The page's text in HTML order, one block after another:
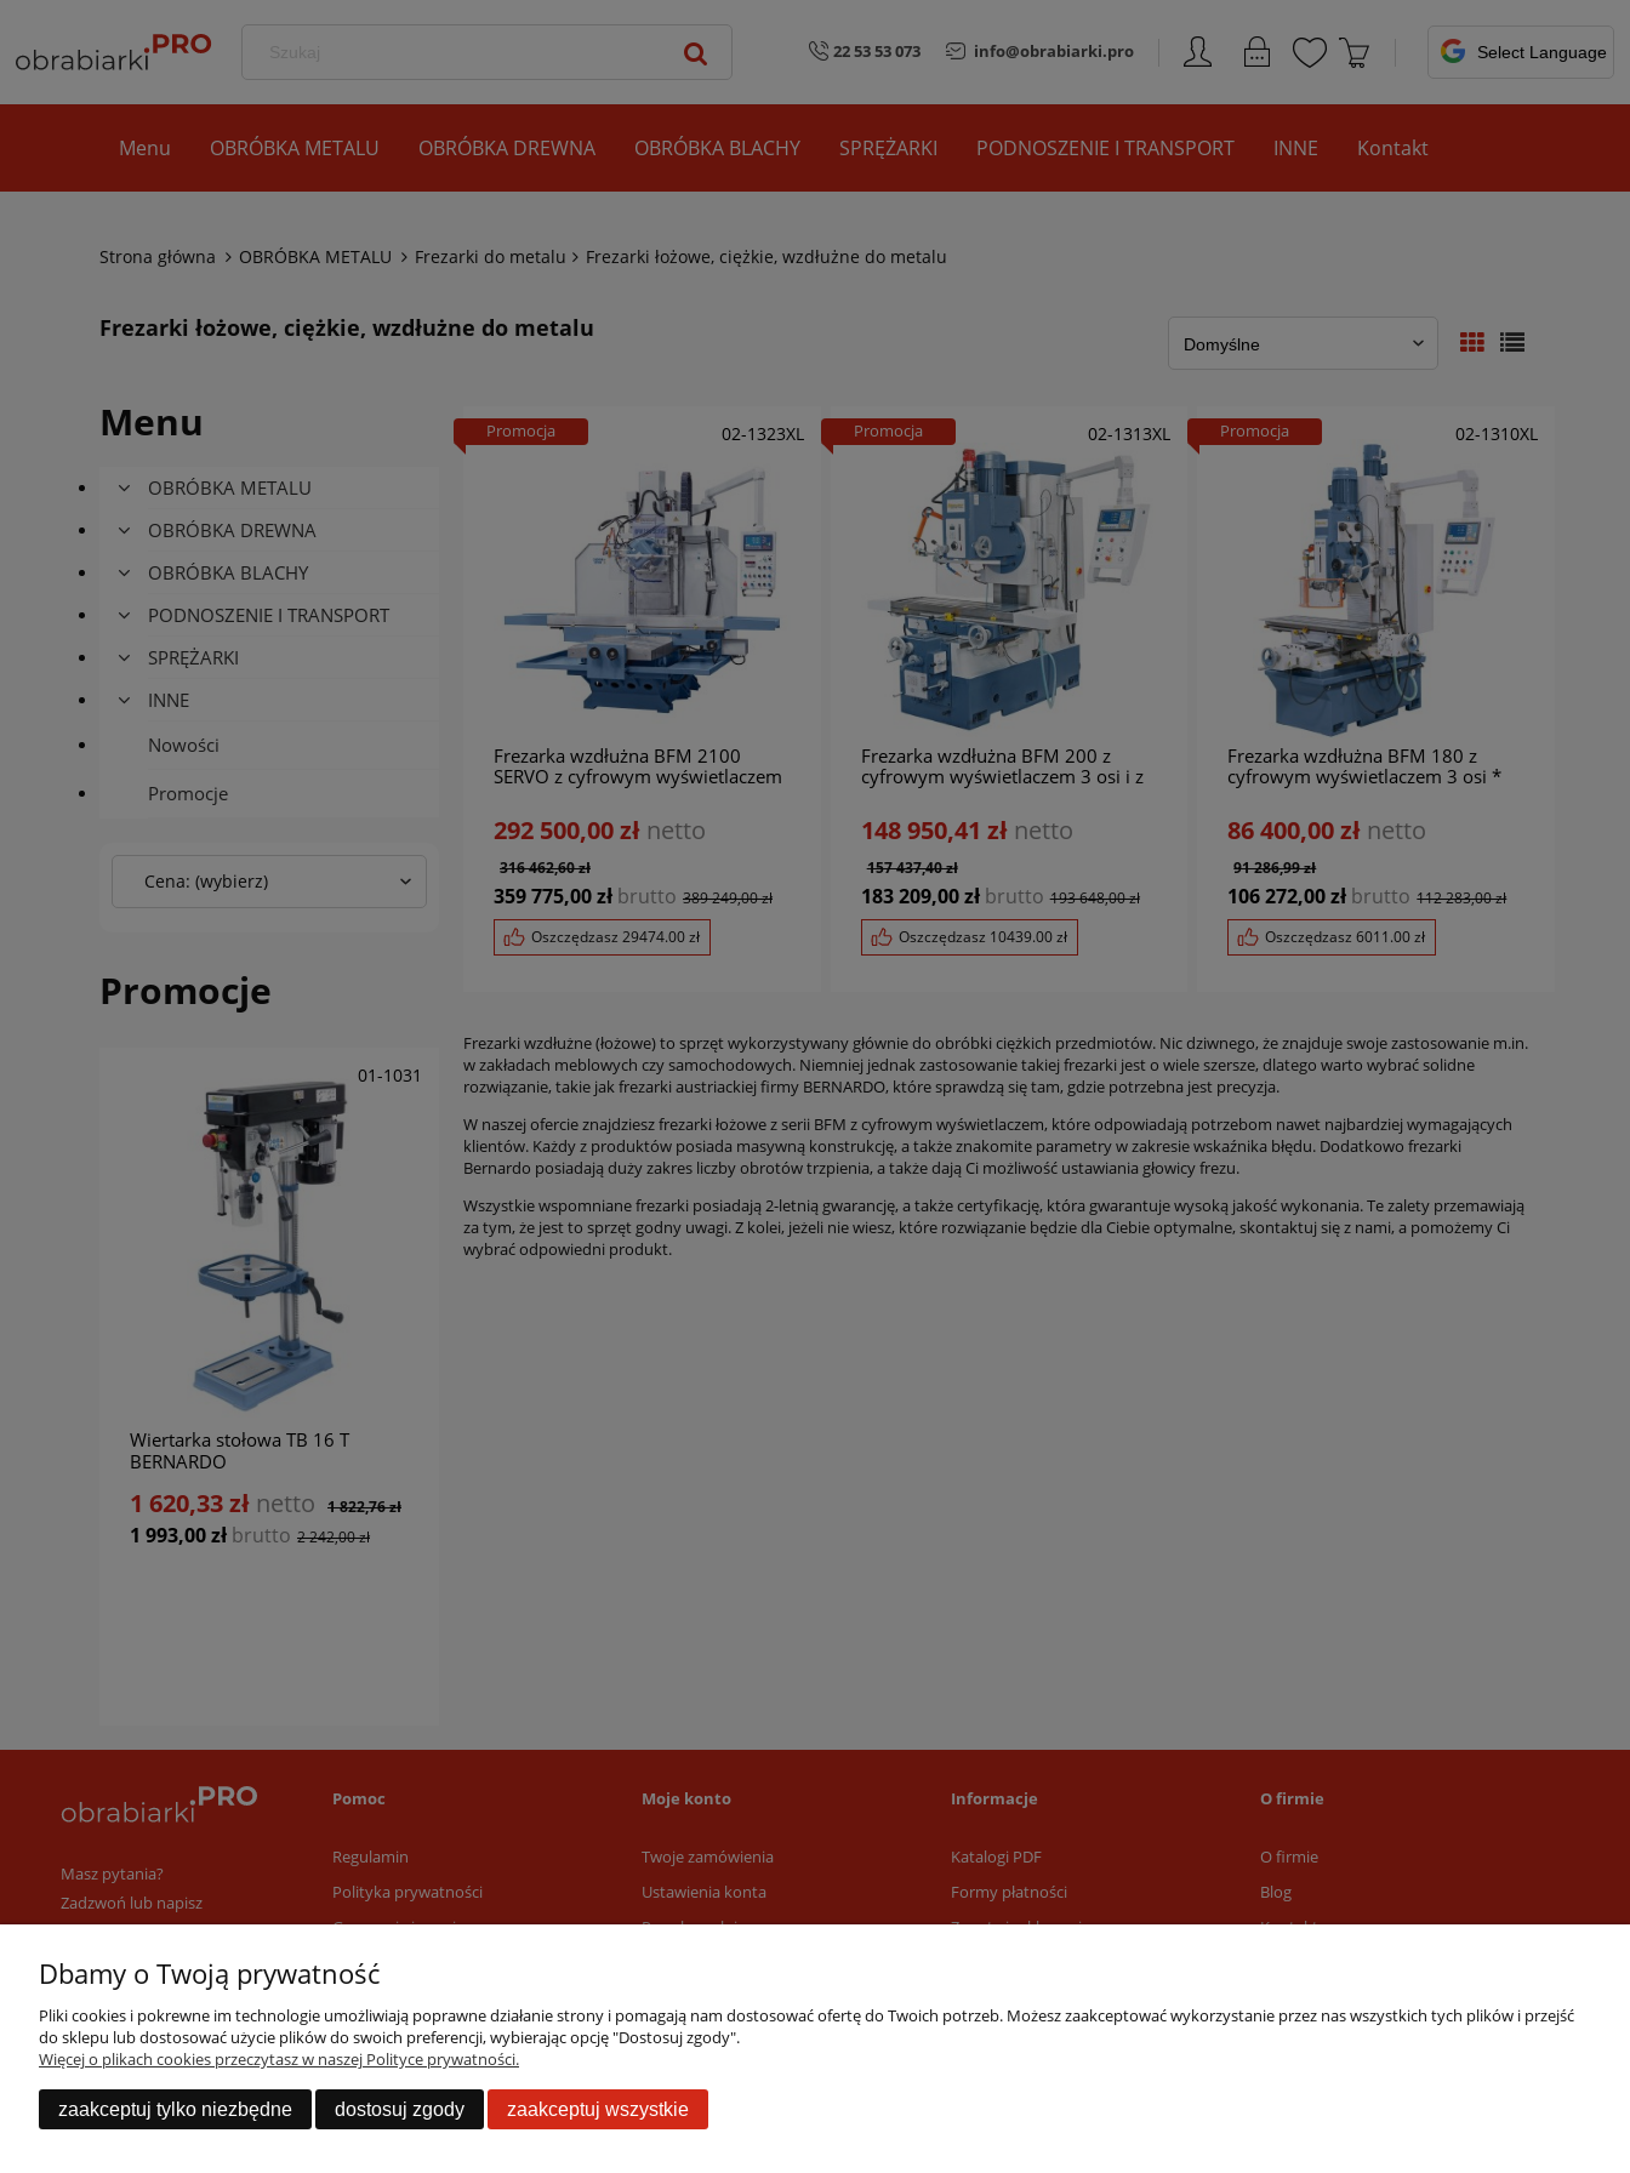
22 53 53 073 info@obrabiarki.pro
Menu OBRÓBKA METALU OBRÓBKA DREWNA OBRÓBKA BLACHY SPRĘŻARKI PODNOSZENIE I TRANSPORT INNE Kontakt
Strona główna OBRÓBKA METALU Frezarki do metalu Frezarki łożowe, ciężkie, wzdłużne do metalu
Frezarki łożowe, ciężkie, wzdłużne do metalu
Menu
OBRÓBKA METALU
OBRÓBKA DREWNA
OBRÓBKA BLACHY
PODNOSZENIE I TRANSPORT
SPRĘŻARKI
INNE
Nowości
Promocje
Cena: (wybierz)
Promocje
01-1031
Wiertarka stołowa TB 16 T
BERNARDO
1 993,00 zł brutto 2 242,00 zł
1 620,33 zł netto 1 822,76 zł
01-1128 01-11865 01-1250
02-1323XL
Frezarka wzdłużna BFM 2100
SERVO z cyfrowym wyświetlaczem
359 775,00 zł brutto 389 249,00 zł
Oszczędzasz 29474.00zł
292 500,00 zł netto
316 462,60 zł
Promocja 02-1313XL
Frezarka wzdłużna BFM 200 z
cyfrowym wyświetlaczem 3 osi i z
BERNARDO
183 209,00 zł brutto 193 648,00 zł
Oszczędzasz 10439.00zł
148 950,41 zł netto
157 437,40 zł
Promocja 02-1310XL
Frezarka wzdłużna BFM 180 z
cyfrowym wyświetlaczem 3 osi *
106 272,00 zł brutto 112 283,00 zł
Oszczędzasz6011.00zł
86 400,00 zł netto
91 286,99 zł
Promocja
Frezarki wzdłużne (łożowe) to sprzęt wykorzystywany głównie do obróbki ciężkich przedmiotów. Nic dziwnego, że znajduje swoje zastosowanie m.in.
w zakładach meblowych czy samochodowych. Niemniej jednak zastosowanie takiej frezarki jest o wiele szersze, dlatego warto wybrać solidne
rozwiązanie, takie jak frezarki austriackiej firmy BERNARDO, które sprawdzą się tam, gdzie potrzebna jest precyzja.
W naszej ofercie znajdziesz frezarki łożowe z serii BFM z cyfrowym wyświetlaczem, które odpowiadają potrzebom nawet najbardziej wymagających
klientów. Każdy z produktów posiada masywną konstrukcję, a także znakomite parametry w zakresie wskaźnika błędu. Dodatkowo frezarki
Bernardo posiadają duży zakres liczby obrotów trzpienia, a także dają Ci możliwość ustawiania głowicy frezu.
Wszystkie wspomniane frezarki posiadają 2-letnią gwarancję, a także certyfikację, która gwarantuje wysoką jakość wykonania. Te zalety przemawiają
za tym, że jest to sprzęt godny uwagi. Z kolei, jeżeli nie wiesz, które rozwiązanie będzie dla Ciebie optymalne, skontaktuj się z nami, a pomożemy Ci
wybrać odpowiedni produkt.
Pomoc
Regulamin
Polityka prywatności
Gwarancja i serwis
Moje konto
Twoje zamówienia
Ustawienia konta
Przechowalnia
Informacje
Katalogi PDF
Formy płatności
Zwroty i reklamacje
O firmie
O firmie
Blog
Kontakt
Masz pytania?
Zadzwoń lub napisz
Jesteśmy dostępni 24/7
22 53 53 073
info@obrabiarki.pro
Dbamy o Twoją prywatność
Pliki cookies i pokrewne im technologie umożliwiają poprawne działanie strony i pomagają nam dostosować ofertę do Twoich potrzeb. Możesz zaakceptować wykorzystanie przez nas wszystkich tych plików i przejść
do sklepu lub dostosować użycie plików do swoich preferencji, wybierając opcję "Dostosuj zgody".
Więcej o plikach cookies przeczytasz w naszej Polityce prywatności.
zaakceptuj tylko niezbędne dostosuj zgody zaakceptuj wszystkie